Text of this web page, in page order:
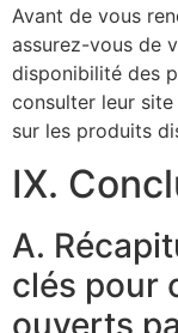
Avant de vous
assurez-vous de
disponibilité des
consulter leur
sur les produits
IX.
A.
clés pour
ouverts